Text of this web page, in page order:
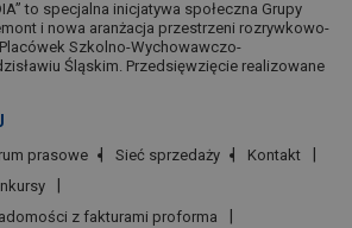
to specjalna inicjatywa społeczna Grupy
i nowa aranżacja przestrzeni rozrywkowo-
Szkolno-Wychowawczo-
Śląskim. Przedsięwzięcie realizowane
prasowe Sieć sprzedaży
Kontakt
z fakturami proforma